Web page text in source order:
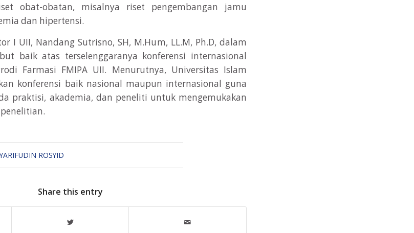
obat-obatan, misalnya riset pengembangan jamu
dan hipertensi.
I UII, Nandang Sutrisno, SH, M.Hum, LL.M, Ph.D, dalam
baik atas terselenggaranya konferensi internasional
Farmasi FMIPA UII. Menurutnya, Universitas Islam
konferensi baik nasional maupun internasional guna
praktisi, akademia, dan peneliti untuk mengemukakan
ROSYID
Share this entry